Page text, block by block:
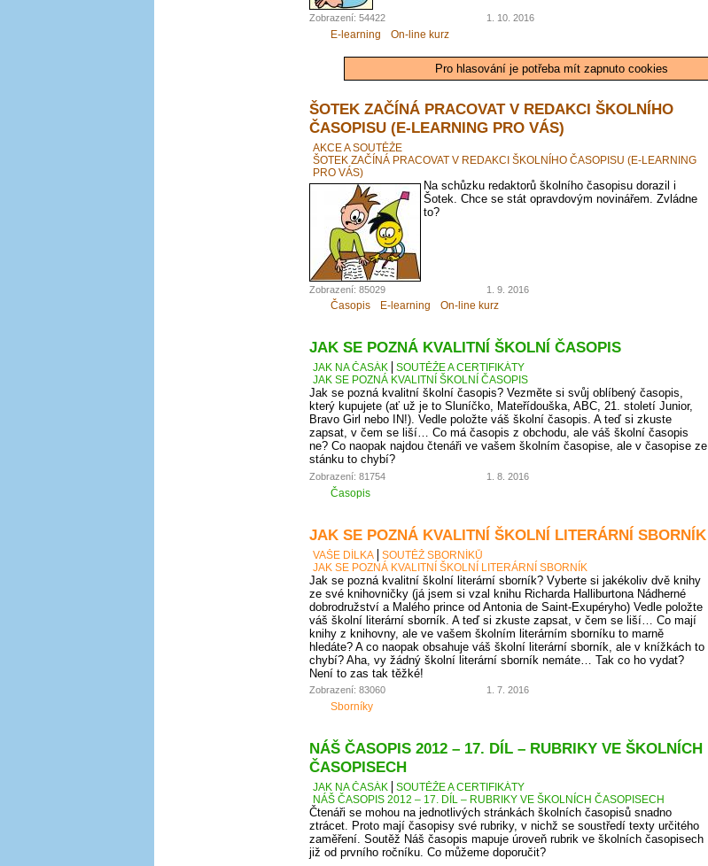
Zobrazení: 54422 1. 10. 2016
E-learning On-line kurz
Pro hlasování je potřeba mít zapnuto cookies
ŠOTEK ZAČÍNÁ PRACOVAT V REDAKCI ŠKOLNÍHO
ČASOPISU (E-LEARNING PRO VÁS)
AKCE A SOUTĚŽE
ŠOTEK ZAČÍNÁ PRACOVAT V REDAKCI ŠKOLNÍHO ČASOPISU (E-LEARNING
PRO VÁS)
Na schůzku redaktorů školního časopisu dorazil i
Šotek. Chce se stát opravdovým novinářem. Zvládne
to?
Zobrazení: 85029 1. 9. 2016
Časopis E-learning On-line kurz
JAK SE POZNÁ KVALITNÍ ŠKOLNÍ ČASOPIS
JAK NA ČASÁK
SOUTĚŽE A CERTIFIKÁTY
JAK SE POZNÁ KVALITNÍ ŠKOLNÍ ČASOPIS
Jak se pozná kvalitní školní časopis? Vezměte si svůj oblíbený časopis,
který kupujete (ať už je to Sluníčko, Mateřídouška, ABC, 21. století Junior,
Bravo Girl nebo IN!). Vedle položte váš školní časopis. A teď si zkuste
zapsat, v čem se liší… Co má časopis z obchodu, ale váš školní časopis
ne? Co naopak najdou čtenáři ve vašem školním časopise, ale v časopise ze
stánku to chybí?
Zobrazení: 81754 1. 8. 2016
Časopis
JAK SE POZNÁ KVALITNÍ ŠKOLNÍ LITERÁRNÍ SBORNÍK
VAŠE DÍLKA
SOUTĚŽ SBORNÍKŮ
JAK SE POZNÁ KVALITNÍ ŠKOLNÍ LITERÁRNÍ SBORNÍK
Jak se pozná kvalitní školní literární sborník? Vyberte si jakékoliv dvě knihy
ze své knihovničky (já jsem si vzal knihu Richarda Halliburtona Nádherné
dobrodružství a Malého prince od Antonia de Saint-Exupéryho) Vedle položte
váš školní literární sborník. A teď si zkuste zapsat, v čem se liší… Co mají
knihy z knihovny, ale ve vašem školním literárním sborníku to marně
hledáte? A co naopak obsahuje váš školní literární sborník, ale v knížkách to
chybí? Aha, vy žádný školní literární sborník nemáte… Tak co ho vydat?
Není to zas tak těžké!
Zobrazení: 83060 1. 7. 2016
Sborníky
NÁŠ ČASOPIS 2012 – 17. DÍL – RUBRIKY VE ŠKOLNÍCH
ČASOPISECH
JAK NA ČASÁK
SOUTĚŽE A CERTIFIKÁTY
NÁŠ ČASOPIS 2012 – 17. DÍL – RUBRIKY VE ŠKOLNÍCH ČASOPISECH
Čtenáři se mohou na jednotlivých stránkách školních časopisů snadno
ztrácet. Proto mají časopisy své rubriky, v nichž se soustředí texty určitého
zaměření. Soutěž Náš časopis mapuje úroveň rubrik ve školních časopisech
již od prvního ročníku. Co můžeme doporučit?